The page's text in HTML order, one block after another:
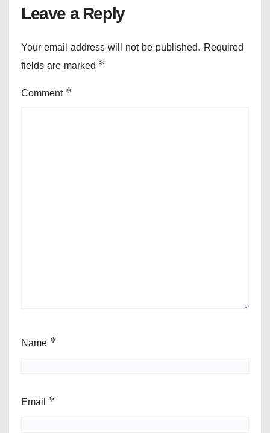
Leave a Reply
Your email address will not be published. Required
fields are marked *
Comment *
Name *
Email *